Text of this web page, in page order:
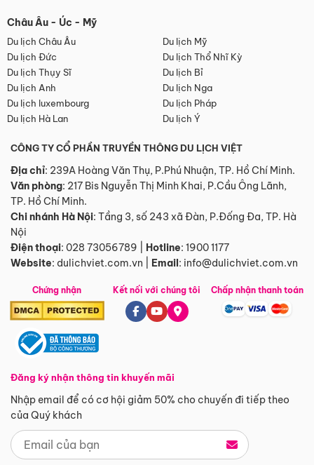
Châu Âu - Úc - Mỹ
Du lịch Châu Âu
Du lịch Mỹ
Du lịch Đức
Du lịch Thổ Nhĩ Kỳ
Du lịch Thụy Sĩ
Du lịch Bỉ
Du lịch Anh
Du lịch Nga
Du lịch luxembourg
Du lịch Pháp
Du lịch Hà Lan
Du lịch Ý
CÔNG TY CỔ PHẦN TRUYỀN THÔNG DU LỊCH VIỆT
Địa chỉ: 239A Hoàng Văn Thụ, P.Phú Nhuận, TP. Hồ Chí Minh.
Văn phòng: 217 Bis Nguyễn Thị Minh Khai, P.Cầu Ông Lãnh,
TP. Hồ Chí Minh.
Chi nhánh Hà Nội: Tầng 3, số 243 xã Đàn, P.Đống Đa, TP. Hà
Nội
Điện thoại: 028 73056789 Hotline: 1900 1177
Website: dulichviet.com.vn Email: info@dulichviet.com.vn
Chứng nhận
Đăng ký nhận thông tin khuyến mãi
Nhập email để có cơ hội giảm 50% cho chuyến đi tiếp theo
của Quý khách
Kết nối với chúng tôi Chấp nhận thanh toán